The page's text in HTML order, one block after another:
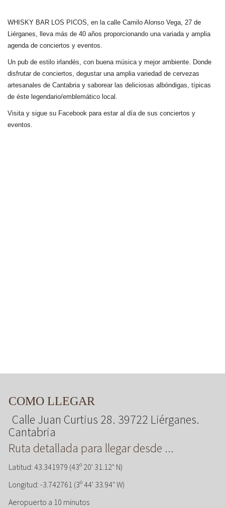
WHISKY BAR LOS PICOS, en la calle Camilo Alonso Vega, 27 de
Liérganes, lleva más de 40 años proporcionando una variada y amplia
agenda de conciertos y eventos.
Un pub de estilo irlandés, con buena música y mejor ambiente. Donde
disfrutar de conciertos, degustar una amplia variedad de cervezas
artesanales de Cantabria y saborear las deliciosas albóndigas, típicas
de éste legendario/emblemático local.
Visita y sigue su Facebook para estar al día de sus conciertos y
eventos.
COMO LLEGAR
Calle Juan Curtius 28. 39722 Liérganes.
Cantabria
Ruta detallada para llegar desde ...
Latitud: 43.341979 (43º 20' 31.12" N)
Longitud: -3.742761 (3º 44' 33.94" W)
Aeropuerto a 10 minutos